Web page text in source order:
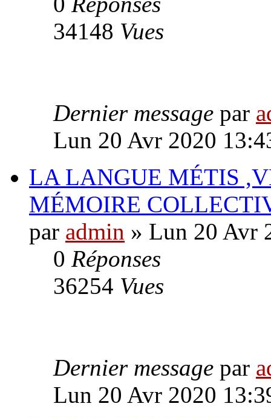
34148 Vues
Dernier message par
Lun 20 Avr 2020
LA LANGUE MÉTIS
MÉMOIRE
par admin » Lun 20 Avr
0 Réponses
36254 Vues
Dernier message par
Lun 20 Avr 2020